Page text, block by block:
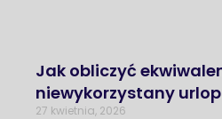
Jak obliczyć
niewykorzystany
27 kwietnia, 2026